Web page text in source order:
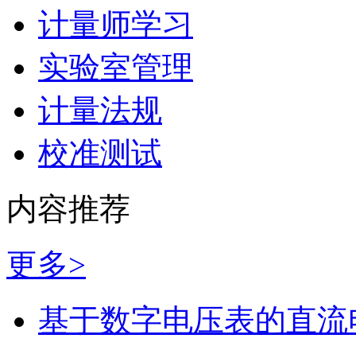
计量师学习
实验室管理
计量法规
校准测试
内容推荐
更多>
基于数字电压表的直